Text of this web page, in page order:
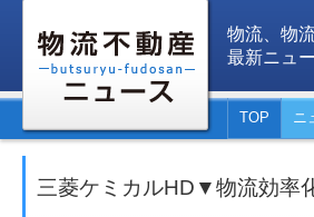
物流、物
最新ニュ
TOP ニ
三菱ケミカルHD▼物流効率